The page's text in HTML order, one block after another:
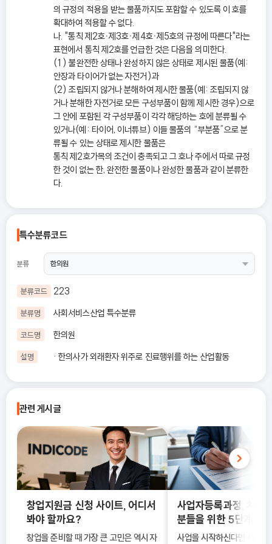
의 규정의 적용을 받는 물품까지도 포함할 수 있도록 이 호를
확대하여 적용할 수 없다.
나. "통칙 제2호ㆍ제3호ㆍ제4호ㆍ제5호의 규정에 따른다"라는
표현에서 통칙 제2호를 언급한 것은 다음을 의미한다.
(1) 불완전한 상태나 완성하지 않은 상태로 제시된 물품(예:
안장과 타이어가 없는 자전거)과
(2) 조립되지 않거나 분해하여 제시한 물품(예: 조립되지 않
거나 분해한 자전거로 모든 구성부품이 함께 제시한 경우)으로
그 안에 포함된 각 구성부품이 각각 해당하는 호에 분류될 수
있거나(예: 타이어, 이너튜브) 이들 물품의 “부분품”으로 분
류될 수 있는 상태로 제시한 물품은
통칙 제2호가목의 조건이 충족되고 그 호나 주에서 따로 규정
한 것이 없는 한, 완전한 물품이나 완성한 물품과 같이 분류한
다.
특수분류코드
분류
분류코드 223
분류명 사회서비스산업 특수분류
코드명 한의원
설명 · 한의사가 외래환자 위주로 진료행위를 하는 산업활동
관련 게시글
창업지원금 신청 사이트, 어디서
봐야 할까요?
창업을 준비할 때 가장 큰 고민은 역시 자
사업자등록과정, 처음
분들을 위한 5단계 정
사업을 시작하신다면 사업자